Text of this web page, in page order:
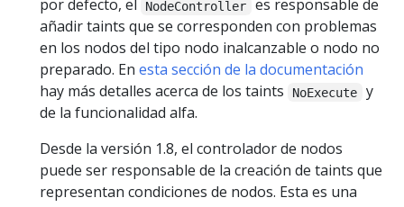
por defecto, el
NodeController
es responsable de
añadir taints que se corresponden con problemas
en los nodos del tipo nodo inalcanzable o nodo no
preparado. En esta sección de la documentación
hay más detalles acerca de los taints
NoExecute
y
de la funcionalidad alfa.
Desde la versión 1.8, el controlador de nodos
puede ser responsable de la creación de taints que
representan condiciones de nodos. Esta es una